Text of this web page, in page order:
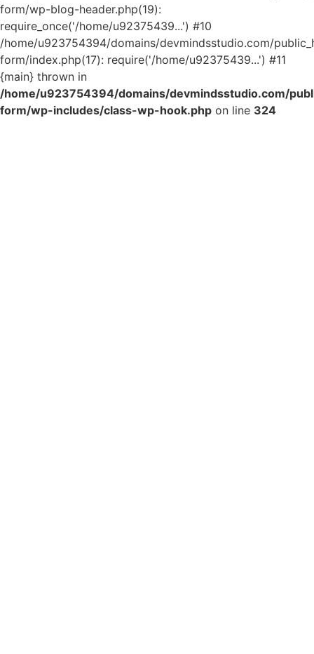
form/wp-blog-header.php(19):
require_once('/home/u92375439...') #10
/home/u923754394/domains/devmindsstudio.com/
form/index.php(17): require('/home/u92375439...') #11
{main} thrown in
/home/u923754394/domains/devmindsstudio.com/
form/wp-includes/class-wp-hook.php on line 324